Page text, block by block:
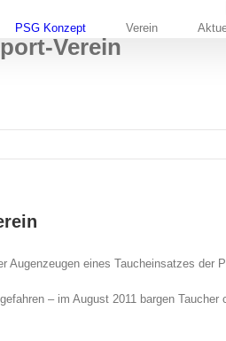
PSG Konzept Verein
Verein
Augenzeugen eines Taucheinsatzes
– im August 2011 bargen